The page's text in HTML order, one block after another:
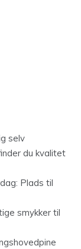
selv
du kvalitet
Plads til
smykker til